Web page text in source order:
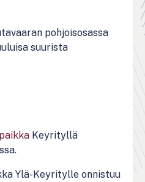
pohjoisosassa
suurista
Keyrityllä
Ylä-Keyritylle onnistuu